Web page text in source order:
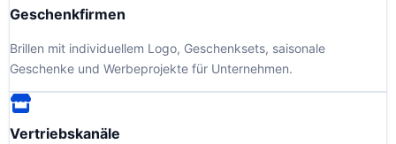
Geschenkfirmen
Brillen mit individuellem Logo, Geschenksets, saisonale
Geschenke und Werbeprojekte für Unternehmen.
Vertriebskanäle